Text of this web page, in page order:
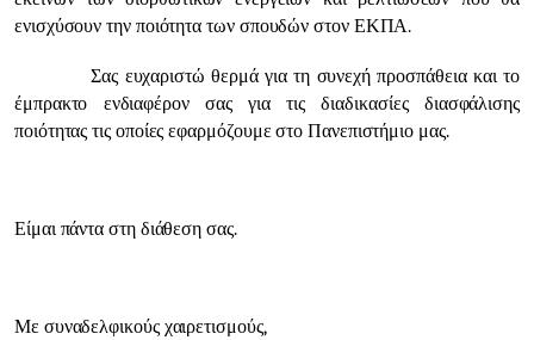
ενισχύσουν την ποιότητα των σπουδών στον ΕΚΠΑ.
Σας ευχαριστώ θερμά για τη συνεχή προσπάθεια και το
έμπρακτο ενδιαφέρον σας για τις διαδικασίες διασφάλισης
ποιότητας τις οποίες εφαρμόζουμε στο Πανεπιστήμιο μας.
Είμαι πάντα στη διάθεση σας.
Με συναδελφικούς χαιρετισμούς,